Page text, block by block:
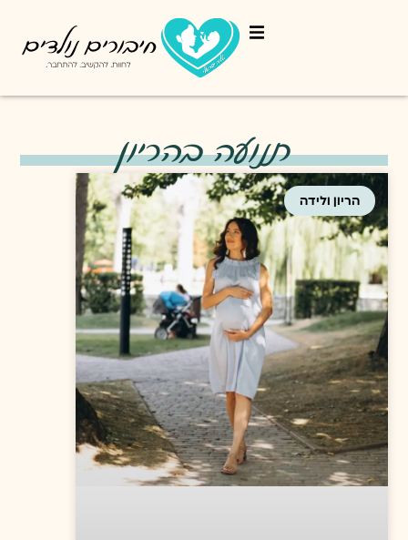
תנועה בהריון
הריון ולידה